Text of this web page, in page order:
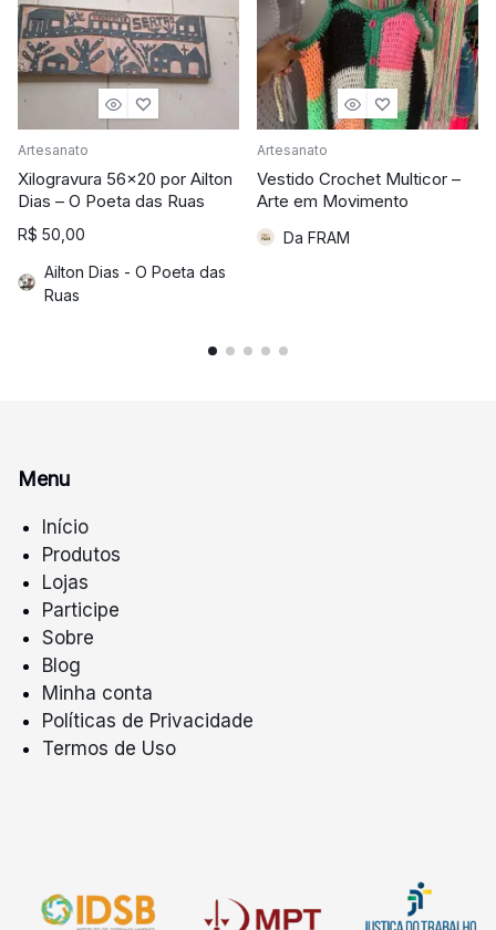
Artesanato
Xilogravura 56×20 por Ailton
Dias – O Poeta das Ruas
R$ 50,00
Ailton Dias - O Poeta das
Ruas
Artesanato
Vestido Crochet Multicor –
Arte em Movimento
Da FRAM
Menu
Início
Produtos
Lojas
Participe
Sobre
Blog
Minha conta
Políticas de Privacidade
Termos de Uso